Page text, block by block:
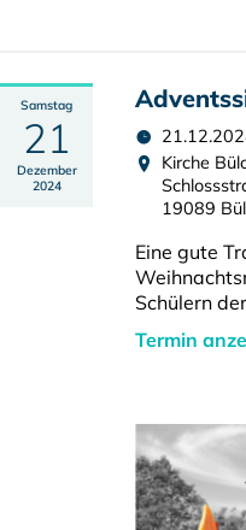
Samstag
21
Dezember
2024
Kirche
19089
Eine gute
Schülern
Termin